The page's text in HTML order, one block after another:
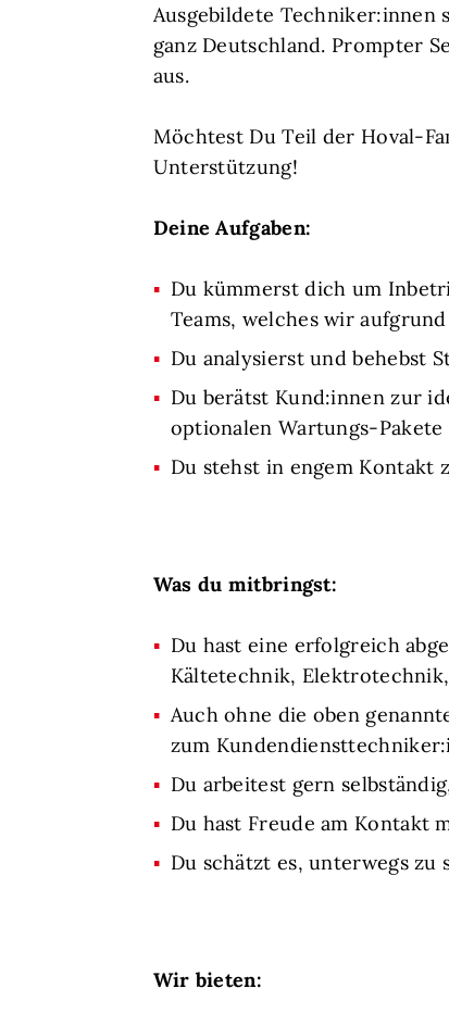
Ausgebildete
ganz Deutschland. Prompter
aus.
Möchtest Du Teil der Hoval-
Unterstützung!
Deine Aufgaben:
Du kümmerst dich um
Teams, welches wir
Du analysierst und behebst
Du berätst Kund:innen zur
optionalen Wartungs-
Du stehst in engem Kontakt
Was du mitbringst:
Du hast eine erfolgreich
Kältetechnik,
Auch ohne die oben
zum
Du arbeitest gern
Du hast Freude am Kontakt
Du schätzt es, unterwegs
Wir bieten: